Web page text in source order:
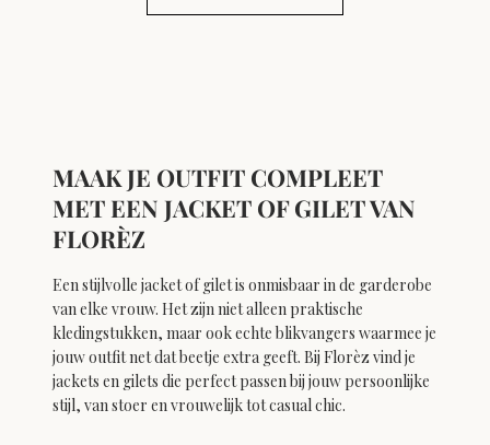
MAAK JE OUTFIT COMPLEET
MET EEN JACKET OF GILET VAN
FLORÈZ
Een stijlvolle jacket of gilet is onmisbaar in de garderobe
van elke vrouw. Het zijn niet alleen praktische
kledingstukken, maar ook echte blikvangers waarmee je
jouw outfit net dat beetje extra geeft. Bij Florèz vind je
jackets en gilets die perfect passen bij jouw persoonlijke
stijl, van stoer en vrouwelijk tot casual chic.